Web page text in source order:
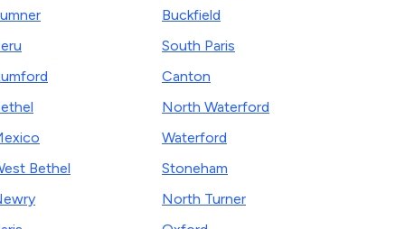
Bethel
Buckfield
South Paris
Canton
North Waterford
Waterford
Stoneham
North Turner